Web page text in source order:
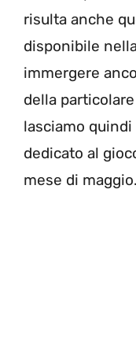
risulta anche
disponibile
immergere
della
lasciamo
dedicato al
mese di maggio.